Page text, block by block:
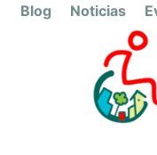
Blog Noticias